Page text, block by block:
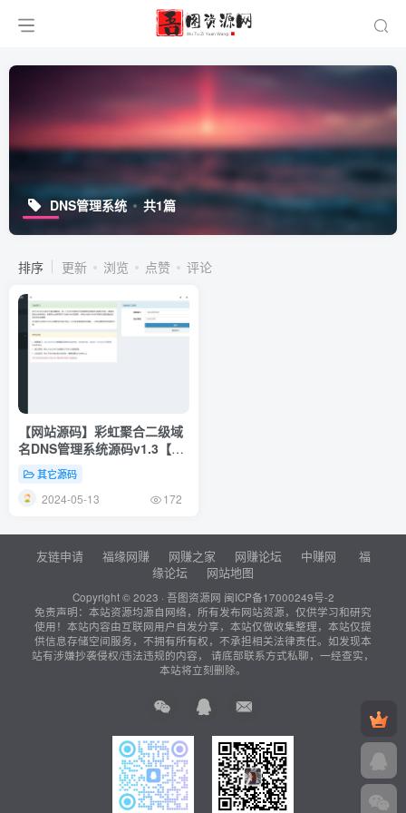
DNS管理系统 共1篇
排序 更新 浏览 点赞 评论
【网站源码】彩虹聚合二级域
名DNS管理系统源码v1.3【带
教程】其它源码
2024-05-13 172
友链申请 福缘网赚 网赚之家 网赚论坛 中赚网
福
缘论坛
网站地图
Copyright © 2023 · 吾图资源网 闽ICP备17000249号-2
免责声明：本站资源均源自网络，所有发布网站资源，仅供学习和研究
使用！本站内容由互联网用户自发分享，本站仅做收集整理，本站仅提
供信息存储空间服务，不拥有所有权，不承担相关法律责任。如发现本
站有涉嫌抄袭侵权/违法违规的内容， 请底部联系方式私聊，一经查实，
本站将立刻删除。